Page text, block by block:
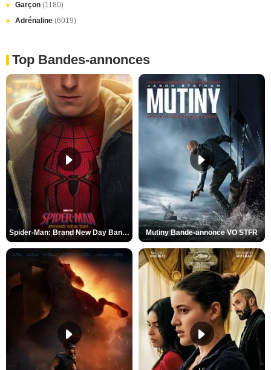
Garçon (1180)
Adrénaline (6019)
Top Bandes-annonces
Spider-Man: Brand New Day Bande-annonce VO STFR Mutiny Bande-annonce VO STFR